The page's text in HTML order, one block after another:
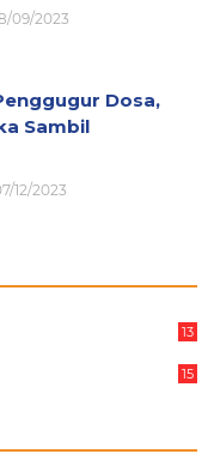
09/2023
Dosa,
Sambil
12/2023
13
15